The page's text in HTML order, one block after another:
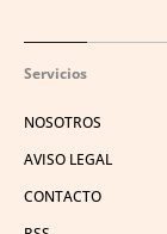
Servicios
NOSOTROS
AVISO LEGAL
CONTACTO